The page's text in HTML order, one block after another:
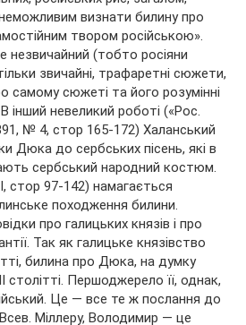
визнати билину про
твором російською».
(тобто росіяни
звичайні, трафаретні сюжети,
самому сюжеті та його розумінні
інший невеликий роботі («Рос.
№ 4, стор 165-172) Халанський
Дюка до сербських пісень, які в
сербський народний костюм.
стор 97-142) намагається
походження билини.
про галицьких князів і про
Так як галицьке князівство
билина про Дюка, на думку
столітті. Першоджерело її, однак,
Це — все те ж послання до
Міллеру, Володимир — це